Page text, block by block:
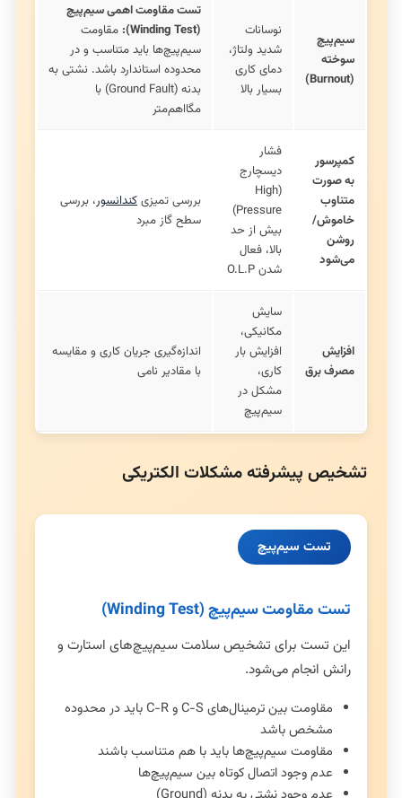
سیم‌پیچ
سوخته
(Burnout)
نوسانات
شدید ولتاژ،
دمای کاری
بسیار بالا
تست مقاومت اهمی سیم‌پیچ
(Winding Test):
مقاومت
سیم‌پیچ‌ها باید متناسب و در
محدوده استاندارد باشد. نشتی به
بدنه (Ground Fault) با
مگااهم‌متر
کمپرسور
به صورت
متناوب
خاموش/
روشن
می‌شود
فشار
دیسچارج
(High
Pressure)
بیش از حد
بالا، فعال
شدن O.L.P
بررسی تمیزیکندانسور، بررسی
سطح گاز مبرد
افزایش
مصرف برق
سایش
مکانیکی،
افزایش بار
کاری،
مشکل در
سیم‌پیچ
اندازه‌گیری جریان کاری و مقایسه
با مقادیر نامی
تشخیص پیشرفته مشکلات الکتریکی
تست سیم‌پیچ
تست مقاومت سیم‌پیچ (Winding Test)
این تست برای تشخیص سلامت سیم‌پیچ‌های استارت و
رانش انجام می‌شود.
مقاومت بین ترمینال‌های C-S و C-R باید در محدوده
مشخص باشد
مقاومت سیم‌پیچ‌ها باید با هم متناسب باشند
عدم وجود اتصال کوتاه بین سیم‌پیچ‌ها